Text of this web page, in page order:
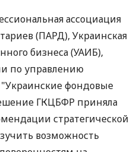
ассоциация
(ПАРД), Украинская
бизнеса (УАИБ),
по управлению
фондовые
ГКЦБФР приняла
стратегической
возможность